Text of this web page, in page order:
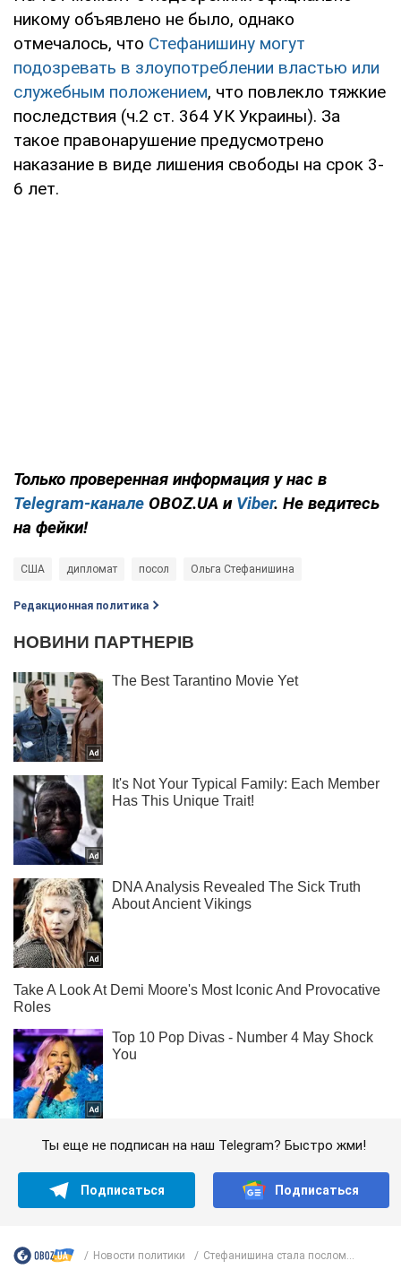
никому объявлено не было, однако
отмечалось, что Стефанишину могут
подозревать в злоупотреблении властью или
служебным положением, что повлекло тяжкие
последствия (ч.2 ст. 364 УК Украины). За
такое правонарушение предусмотрено
наказание в виде лишения свободы на срок 3-
6 лет.
Только проверенная информация у нас в
Telegram-канале OBOZ.UA и Viber. Не ведитесь
на фейки!
США дипломат посол Ольга Стефанишина
Редакционная политика
Ты еще не подписан на наш Telegram? Быстро жми!
Подписаться Подписаться
Новости политики Стефанишина стала послом...